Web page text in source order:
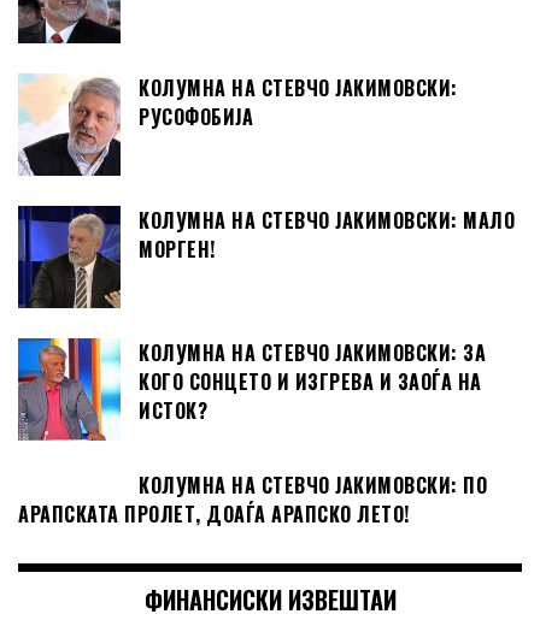
КОЛУМНА НА СТЕВЧО ЈАКИМОВСКИ:
РУСОФОБИЈА
КОЛУМНА НА СТЕВЧО ЈАКИМОВСКИ: МАЛО
МОРГЕН!
КОЛУМНА НА СТЕВЧО ЈАКИМОВСКИ: ЗА
КОГО СОНЦЕТО И ИЗГРЕВА И ЗАОЃА НА
ИСТОК?
КОЛУМНА НА СТЕВЧО ЈАКИМОВСКИ: ПО
АРАПСКАТА ПРОЛЕТ, ДОАЃА АРАПСКО ЛЕТО!
ФИНАНСИСКИ ИЗВЕШТАИ